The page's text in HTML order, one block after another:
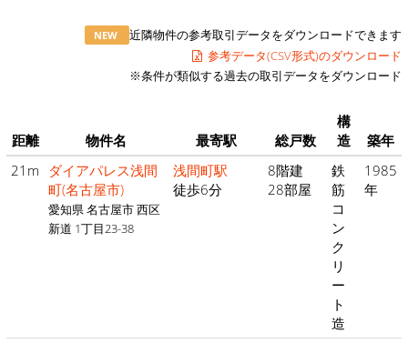
NEW
近隣物件の参考取引データをダウンロードできます
参考データ(CSV形式)のダウンロード
※条件が類似する過去の取引データをダウンロード
距離 物件名 最寄駅 総戸数
構
造
築年
21m
ダイアパレス浅間
町(名古屋市)
愛知県 名古屋市 西区
新道 1丁目23-38
浅間町駅
徒歩6分
8階建
28部屋
鉄
筋
コ
ン
ク
リ
ー
ト
造
1985
年